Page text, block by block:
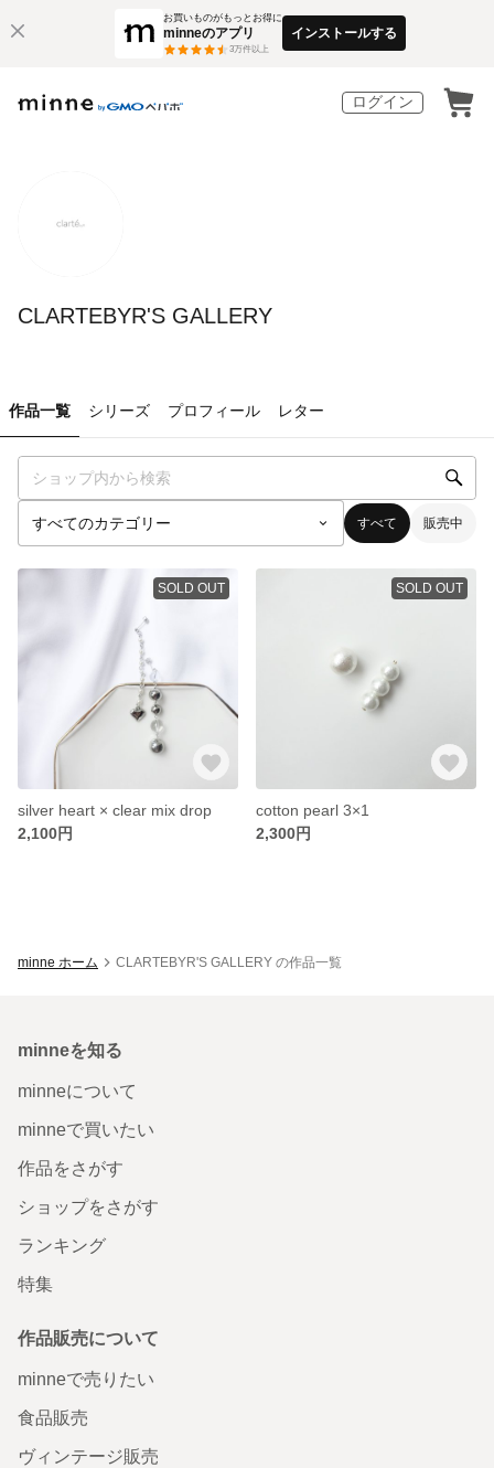
お買いものがもっとお得に
minneのアプリ
3万件以上
インストールする
ログイン
CLARTEBYR'S GALLERY
作品一覧 シリーズ プロフィール レター
すべて 販売中
SOLD OUT
silver heart × clear mix drop
2,100円
SOLD OUT
cotton pearl 3×1
2,300円
minne ホーム CLARTEBYR'S GALLERY の作品一覧
minneを知る
minneについて
minneで買いたい
作品をさがす
ショップをさがす
ランキング
特集
作品販売について
minneで売りたい
食品販売
ヴィンテージ販売